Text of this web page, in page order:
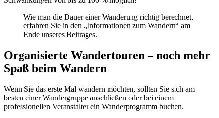
Wie man die Dauer einer Wanderung richtig berechnet,
erfahren Sie in den „Informationen zum Wandern“ am
Ende unseres Beitrages.
Organisierte Wandertouren – noch mehr
Spaß beim Wandern
Wenn Sie das erste Mal wandern möchten, sollten Sie sich am
besten einer Wandergruppe anschließen oder bei einem
professionellen Veranstalter ein Wanderprogramm buchen.